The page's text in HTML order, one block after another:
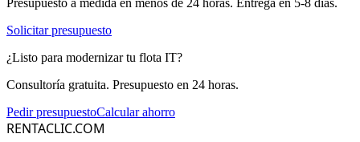
Solicitar presupuesto
¿Listo para modernizar tu flota IT?
Consultoría gratuita. Presupuesto en 24 horas.
Pedir presupuestoCalcular ahorro
RENTACLIC.COM